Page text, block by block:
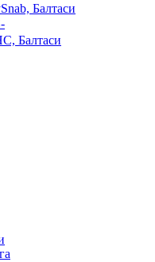
Балтаси
Балтаси